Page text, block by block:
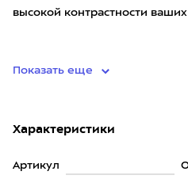
высокой контрастности
Показать еще
Характеристики
Артикул